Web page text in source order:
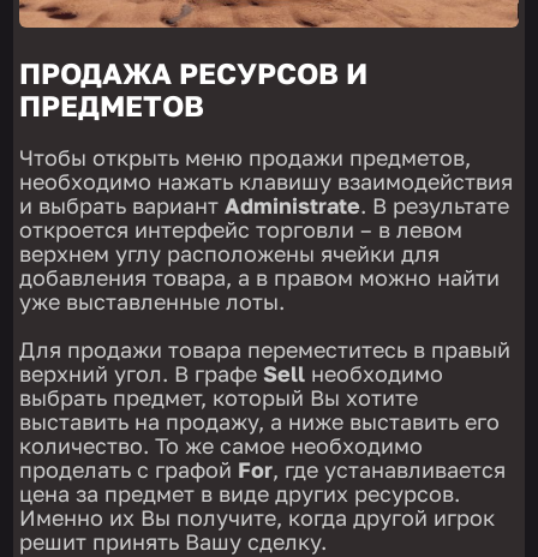
ПРОДАЖА РЕСУРСОВ И
ПРЕДМЕТОВ
Чтобы открыть меню продажи предметов,
необходимо нажать клавишу взаимодействия
и выбрать вариантAdministrate. В результате
откроется интерфейс торговли – в левом
верхнем углу расположены ячейки для
добавления товара, а в правом можно найти
уже выставленные лоты.
Для продажи товара переместитесь в правый
верхний угол. В графе Sell необходимо
выбрать предмет, который Вы хотите
выставить на продажу, а ниже выставить его
количество. То же самое необходимо
проделать с графой For, где устанавливается
цена за предмет в виде других ресурсов.
Именно их Вы получите, когда другой игрок
решит принять Вашу сделку.